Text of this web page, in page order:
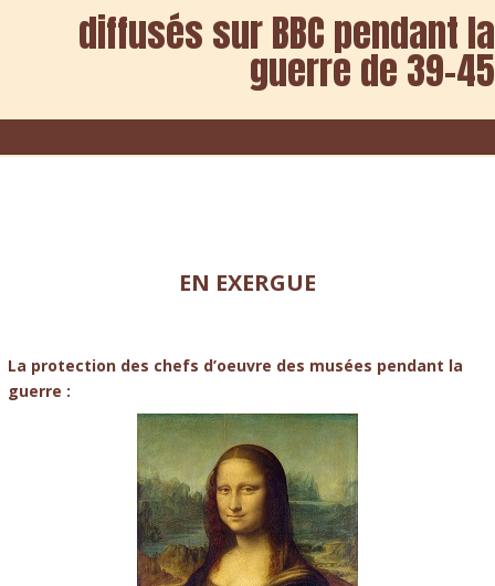
diffusés sur BBC pendant la
guerre de 39-45
EN EXERGUE
La protection des chefs d’oeuvre des musées pendant la
guerre :